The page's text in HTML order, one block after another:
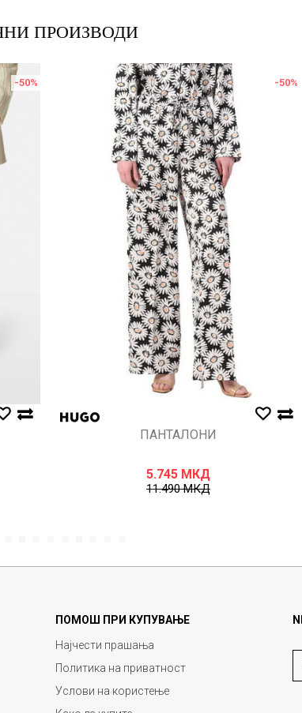
ПРОИЗВОДИ
-50% -50%
ПАНТАЛОНИ
5.745 МКД
11.490МКД
ПОМОШ ПРИ КУПУВАЊЕ
Најчести прашања
Политика на приватност
Услови на користење